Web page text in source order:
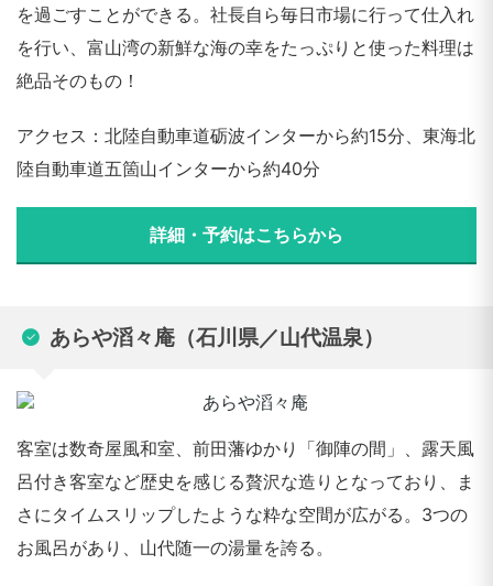
を過ごすことができる。社長自ら毎日市場に行って仕入れ
を行い、富山湾の新鮮な海の幸をたっぷりと使った料理は
絶品そのもの！
アクセス：北陸自動車道砺波インターから約15分、東海北
陸自動車道五箇山インターから約40分
詳細・予約はこちらから
あらや滔々庵（石川県／山代温泉）
客室は数奇屋風和室、前田藩ゆかり「御陣の間」、露天風
呂付き客室など歴史を感じる贅沢な造りとなっており、ま
さにタイムスリップしたような粋な空間が広がる。3つの
お風呂があり、山代随一の湯量を誇る。